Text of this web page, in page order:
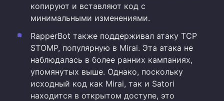
копируют и вставляют код с
минимальными изменениями.
RapperBot также поддерживал атаку TCP
STOMP, популярную в Mirai. Эта атака не
наблюдалась в более ранних кампаниях,
упомянутых выше. Однако, поскольку
исходный код как Mirai, так и Satori
находится в открытом доступе, это